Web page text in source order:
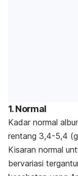
1. Normal
Kadar normal
rentang 3,4-5,4
Kisaran normal
bervariasi